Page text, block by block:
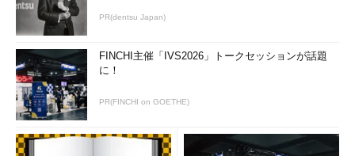
PR(dentsu Japan)
FINCHI主催「IVS2026」トークセッションが話題
に！
PR(FINCHI on GOETHE)